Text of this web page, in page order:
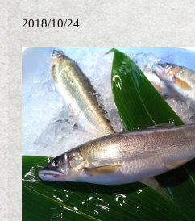
2018/10/24